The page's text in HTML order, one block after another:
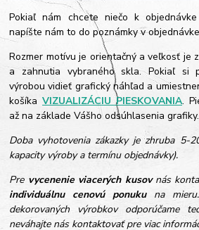
Pokiaľ nám chcete niečo k
napíšte nám to do poznámky v
Rozmer motívu je orientačný a veľkosť je
a zahnutia vybraného skla. Pokiaľ si
výrobou vidieť grafický náhľad a
košíkaVIZUALIZÁCIU PIESKOVANIA.
až na základe Vášho odsúhlasenia grafiky.
Doba vyhotovenia zákazky je zhruba 5-
kapacity výroby a termínu objednávky).
Pre vycenenie viacerých kusovnás
individuálnu cenovú ponukuna mieru.
dekorovaných výrobkov odporúčame
neváhajte nás kontaktovať pre viac